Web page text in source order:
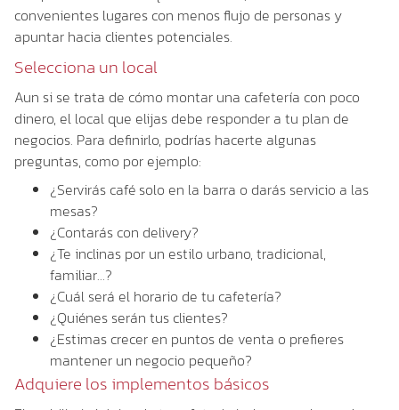
convenientes lugares con menos flujo de personas y
apuntar hacia clientes potenciales.
Selecciona un local
Aun si se trata de cómo montar una cafetería con poco
dinero, el local que elijas debe responder a tu plan de
negocios. Para definirlo, podrías hacerte algunas
preguntas, como por ejemplo:
¿Servirás café solo en la barra o darás servicio a las
mesas?
¿Contarás con delivery?
¿Te inclinas por un estilo urbano, tradicional,
familiar…?
¿Cuál será el horario de tu cafetería?
¿Quiénes serán tus clientes?
¿Estimas crecer en puntos de venta o prefieres
mantener un negocio pequeño?
Adquiere los implementos básicos